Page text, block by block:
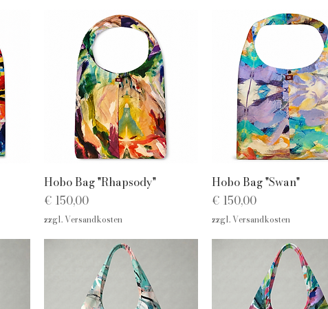
Schnellansicht
Hobo Bag "Rhapsody"
Preis
€ 150,00
zzgl. Versandkosten
Schnellansicht
Hobo Bag "Swan"
Preis
€ 150,00
zzgl. Versandkosten